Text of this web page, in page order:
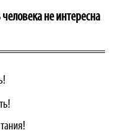
не интересна